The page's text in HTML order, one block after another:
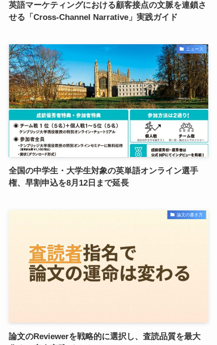
英語マーケティングにおける顧客接点の文脈を連鎖さ
せる「Cross-Channel Narrative」実践ガイド
ニュース
全国の中学生・大学生対象の英単語オンライン選手
権、早割申込を8月12日まで延長
論文の書き方
論文のReviewerを戦略的に選択し、査読品質を最大